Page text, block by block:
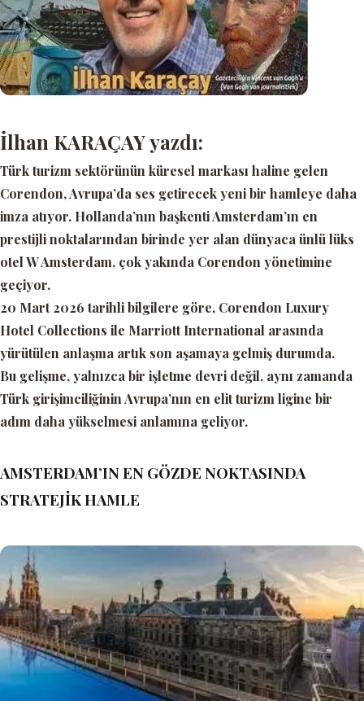
İlhan KARAÇAY yazdı:
Türk turizm sektörünün küresel markası haline gelen
Corendon, Avrupa’da ses getirecek yeni bir hamleye daha
imza atıyor. Hollanda’nın başkenti Amsterdam’ın en
prestijli noktalarından birinde yer alan dünyaca ünlü lüks
otel W Amsterdam, çok yakında Corendon yönetimine
geçiyor.
20 Mart 2026 tarihli bilgilere göre, Corendon Luxury
Hotel Collections ile Marriott International arasında
yürütülen anlaşma artık son aşamaya gelmiş durumda.
Bu gelişme, yalnızca bir işletme devri değil, aynı zamanda
Türk girişimciliğinin Avrupa’nın en elit turizm ligine bir
adım daha yükselmesi anlamına geliyor.
AMSTERDAM’IN EN GÖZDE NOKTASINDA
STRATEJİK HAMLE